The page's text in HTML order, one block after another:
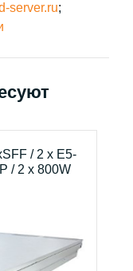
server.ru;
/ 2 x E5-
/ 2 x 800W